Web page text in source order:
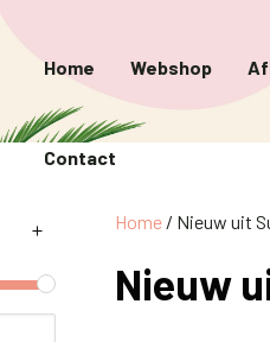
Home Webshop
Contact
Home / Nieuw uit
Nieuw